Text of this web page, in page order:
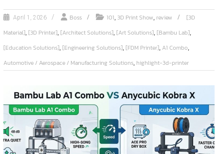
April 1, 2026 Boss 101,3D Print Show, review
[3D
Material],[3D Printer],[Architect Solutions],[Art Solutions],[Bambu Lab],
[Education Solutions],[Engineering Solutions],[FDM Printer], A1 Combo,
Automotive / Aerospace / Manufacturing Solutions, highlight-3d-printer